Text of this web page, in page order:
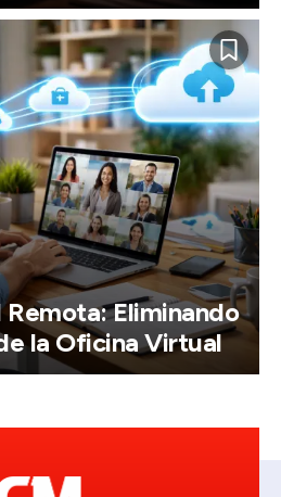
Eliminando
la Oficina Virtual